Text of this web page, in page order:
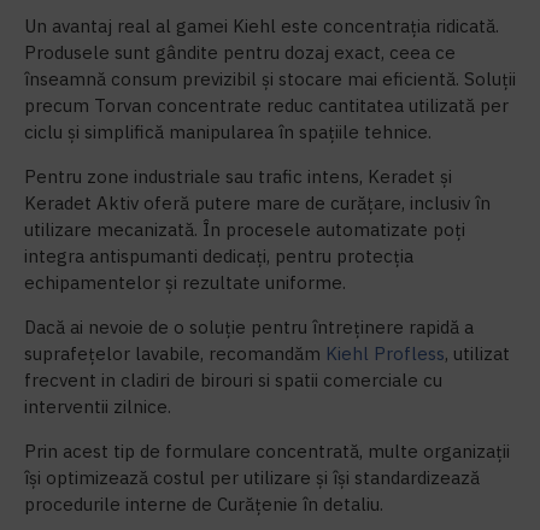
Un avantaj real al gamei Kiehl este concentrația ridicată.
Produsele sunt gândite pentru dozaj exact, ceea ce
înseamnă consum previzibil și stocare mai eficientă. Soluții
precum Torvan concentrate reduc cantitatea utilizată per
ciclu și simplifică manipularea în spațiile tehnice.
Pentru zone industriale sau trafic intens, Keradet și
Keradet Aktiv oferă putere mare de curățare, inclusiv în
utilizare mecanizată. În procesele automatizate poți
integra antispumanti dedicați, pentru protecția
echipamentelor și rezultate uniforme.
Dacă ai nevoie de o soluție pentru întreținere rapidă a
suprafețelor lavabile, recomandăm Kiehl Profless, utilizat
frecvent in cladiri de birouri si spatii comerciale cu
interventii zilnice.
Prin acest tip de formulare concentrată, multe organizații
își optimizează costul per utilizare și își standardizează
procedurile interne de Curățenie în detaliu.